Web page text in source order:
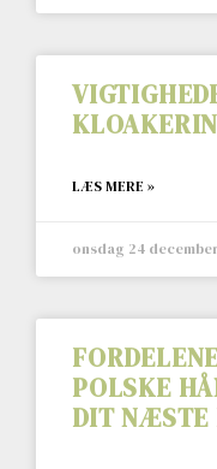
LÆS MERE »
onsdag 24
POLSKE
DIT NÆSTE